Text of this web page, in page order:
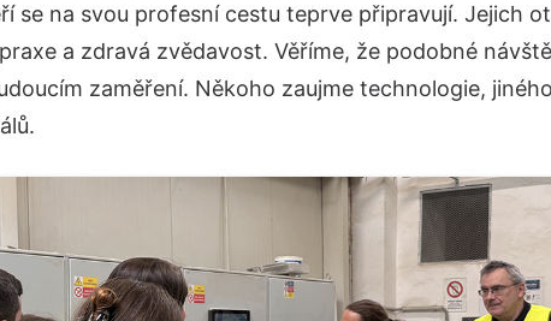
se na svou profesní cestu teprve připravují. Jejich
a zdravá zvědavost. Věříme, že podobné
zaměření. Někoho zaujme technologie,